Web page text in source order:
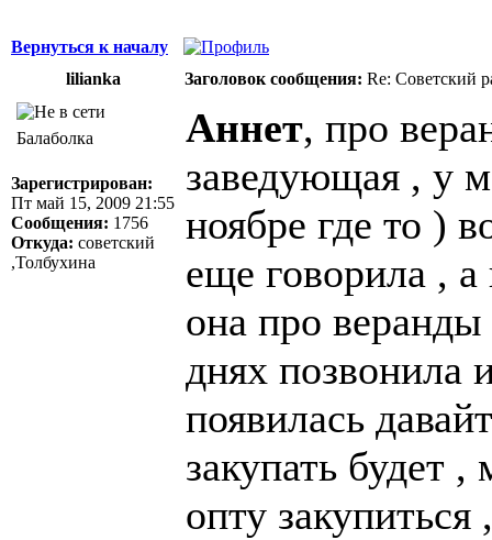
Вернуться к началу
lilianka
Заголовок сообщения: Re: Советский
Балаболка
Зарегистрирован:
Пт май 15, 2009 21:55
Сообщения: 1756
Откуда: советский
,Толбухина
Аннет, про
заведующая , у
ноябре где то )
еще говорила ,
она про
днях позвонила
появилась
закупать будет
опту